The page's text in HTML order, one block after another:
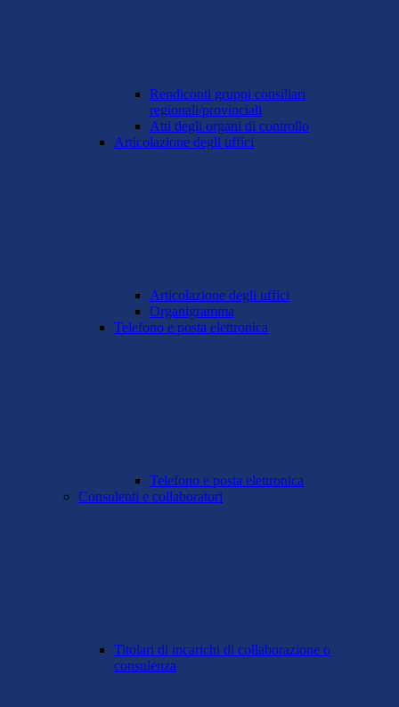
Rendiconti gruppi consiliari
regionali/provinciali
Atti degli organi di controllo
Articolazione degli uffici
Articolazione degli uffici
Organigramma
Telefono e posta elettronica
Telefono e posta elettronica
Consulenti e collaboratori
Titolari di incarichi di collaborazione o
consulenza